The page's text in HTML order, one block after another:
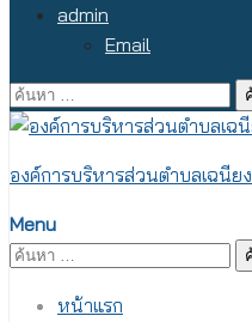
admin
Email
ค้นหา
สำหรับ:
องค์การบริหารส่วนตำบลเฉนียง
Menu
ค้นหา
หน้าแรก